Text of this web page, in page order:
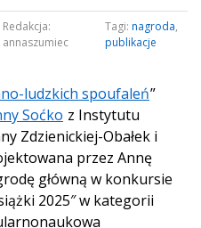
Redakcja:
annaszumiec
Tagi: nagroda,
publikacje
ludzkich spoufaleń”
Soćko z Instytutu
Zdzienickiej-Obałek i
przez Annę
główną w konkursie
2025″ w kategorii